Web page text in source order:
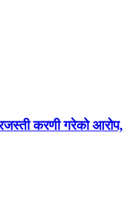
करणी गरेको आरोप,